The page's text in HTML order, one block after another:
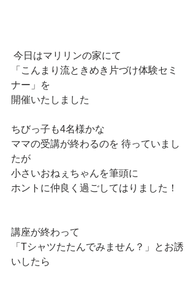
今日はマリリンの家にて
「こんまり流ときめき片づけ体験セミ
ナー」を
開催いたしました
ちびっ子も4名様かな
ママの受講が終わるのを 待っていまし
たが
小さいおねぇちゃんを筆頭に
ホントに仲良く過ごしてはりました！
講座が終わって
「Tシャツたたんでみません？」とお誘
いしたら